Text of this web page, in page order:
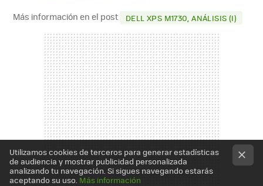
Más información en el post DELL XPS M1730, ANÁLISIS (I)
Utilizamos cookies de terceros para generar estadísticas
de audiencia y mostrar publicidad personalizada
analizando tu navegación. Si sigues navegando estarás
aceptando su uso. Más información